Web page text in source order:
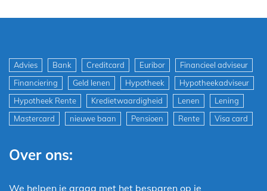
Advies Bank Creditcard Euribor
Financieel adviseur
Financiering
Geld lenen Hypotheek
Hypotheekadviseur
Hypotheek Rente
Kredietwaardigheid Lenen
Lening
Mastercard
nieuwe baan Pensioen Rente Visa card
Over ons:
We helpen je graag met het besparen op je